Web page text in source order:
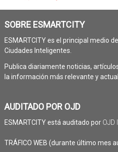
SOBRE ESMARTCITY
ESMARTCITY es el principal medio
Ciudades Inteligentes.
Publica diariamente noticias,
la información más relevante y
AUDITADO POR OJD
ESMARTCITY está auditado por OJD
TRÁFICO WEB (durante último mes